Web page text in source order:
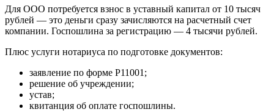
Для ООО потребуется взнос в уставный капитал от 10 тысяч
рублей — это деньги сразу зачисляются на расчетный счет
компании. Госпошлина за регистрацию — 4 тысячи рублей.
Плюс услуги нотариуса по подготовке документов:
заявление по форме Р11001;
решение об учреждении;
устав;
квитанция об оплате госпошлины.